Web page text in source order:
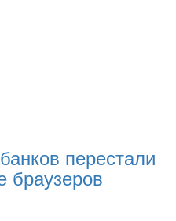
перестали
браузеров